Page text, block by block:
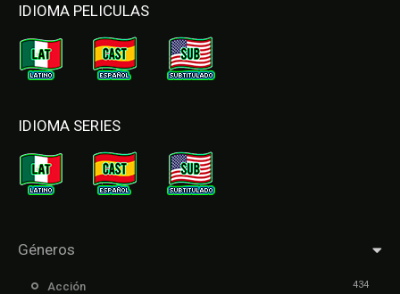
IDIOMA PELICULAS
IDIOMA SERIES
Géneros
Acción 434